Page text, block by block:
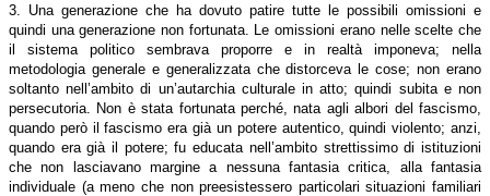
3. Una generazione che ha dovuto patire tutte le possibili omissioni e
quindi una generazione non fortunata. Le omissioni erano nelle scelte che
il sistema politico sembrava proporre e in realtà imponeva; nella
metodologia generale e generalizzata che distorceva le cose; non erano
soltanto nell’ambito di un’autarchia culturale in atto; quindi subita e non
persecutoria. Non è stata fortunata perché, nata agli albori del fascismo,
quando però il fascismo era già un potere autentico, quindi violento; anzi,
quando era già il potere; fu educata nell’ambito strettissimo di istituzioni
che non lasciavano margine a nessuna fantasia critica, alla fantasia
individuale (a meno che non preesistessero particolari situazioni familiari